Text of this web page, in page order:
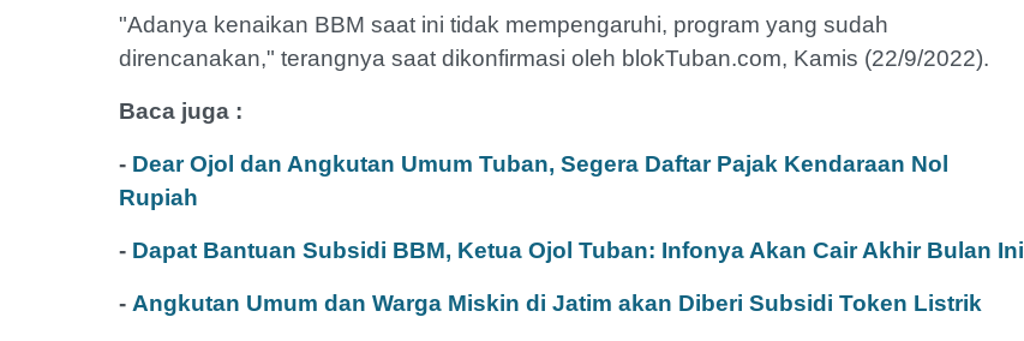
"Adanya kenaikan BBM saat ini tidak mempengaruhi, program yang sudah
direncanakan," terangnya saat dikonfirmasi oleh blokTuban.com, Kamis (22/9/2022).
Baca juga :
- Dear Ojol dan Angkutan Umum Tuban, Segera Daftar Pajak Kendaraan Nol
Rupiah
- Dapat Bantuan Subsidi BBM, Ketua Ojol Tuban: Infonya Akan Cair Akhir Bulan Ini
- Angkutan Umum dan Warga Miskin di Jatim akan Diberi Subsidi Token Listrik